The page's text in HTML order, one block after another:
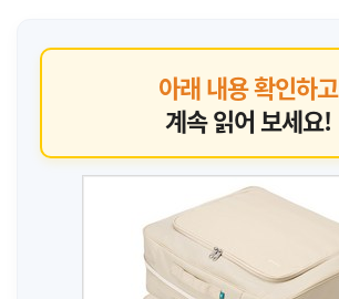
아래 내용 확인하고
계속 읽어 보세요!